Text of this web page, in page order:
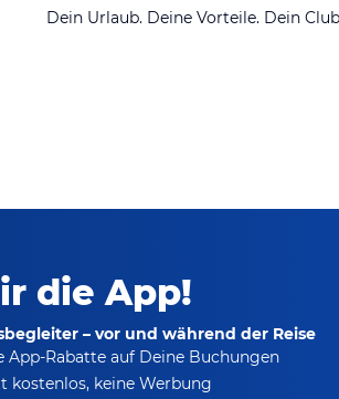
Dein Urlaub. Deine Vorteile. Dein
die App!
– vor und während der Reise
App-Rabatteauf Deine Buchungen
kostenlos, keine Werbung